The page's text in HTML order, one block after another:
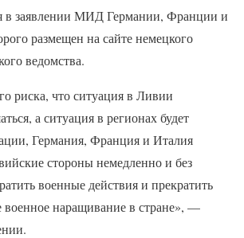
в заявлении МИД Германии, Франции и
размещен на сайте немецкого
ведомства.
риска, что ситуация в Ливии
а ситуация в регионах будет
Германия, Франция и Италия
стороны немедленно и без
военные действия и прекратить
военное наращивание в стране», —